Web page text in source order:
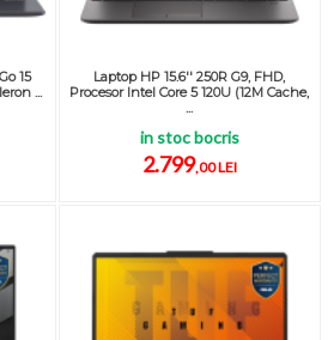
15
...
Laptop HP 15.6'' 250R G9, FHD,
Procesor Intel Core 5 120U (12M Cache,
in stoc bocris
2.799,00 LEI